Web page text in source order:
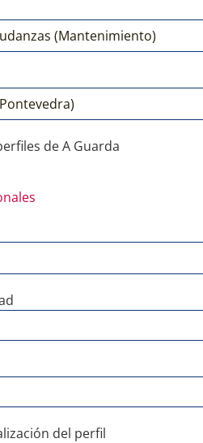
de A Guarda
del perfil